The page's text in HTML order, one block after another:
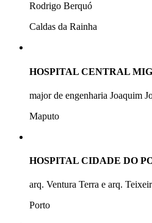
Rodrigo Berquó
Caldas da Rainha
HOSPITAL CENTRAL
major de engenharia Joaquim
Maputo
HOSPITAL CIDADE DO
arq. Ventura Terra e arq.
Porto